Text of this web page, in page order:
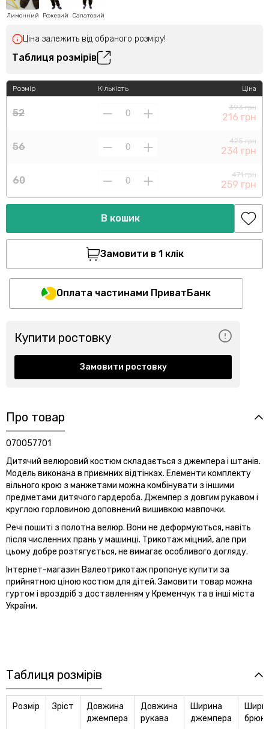
Лимонний Рожевий Салатовий
Ціна залежить від обраного розміру!
Таблиця розмірів
Розмір
52
56
60
Кількість Ціна
393 грн
216 грн
425 грн
234 грн
471 грн
259 грн
В кошик
Замовити в 1 клік
Оплата частинами ПриватБанк
Купити ростовку
Замовити ростовку
Про товар
070057701
Дитячий велюровий костюм складається з джемпера і штанів.
Модель виконана в приємних відтінках. Елементи комплекту
вільного крою з манжетами можна комбінувати з іншими
предметами дитячого гардероба. Джемпер з довгим рукавом і
круглою горловиною доповнений вишивкою мавпочки.
Речі пошиті з полотна велюр. Вони не деформуються, навіть
після численних прань у машинці. Трикотаж міцний, але при
цьому добре розтягується, не вимагає особливого догляду.
Інтернет-магазин Валеотрикотаж пропонує купити за
прийнятною ціною костюм для дітей. Замовити товар можна
гуртом і вроздріб з доставленням у Кременчук та в інші міста
України.
Таблиця розмірів
Розмір Зріст
Довжина
джемпера
Довжина
рукава
Ширина
джемпера
брюк